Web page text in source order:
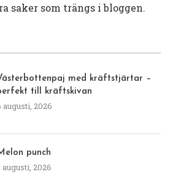
saker som trängs i bloggen.
med kräftstjärtar –
till kräftskivan
augusti, 2026
punch
augusti, 2026